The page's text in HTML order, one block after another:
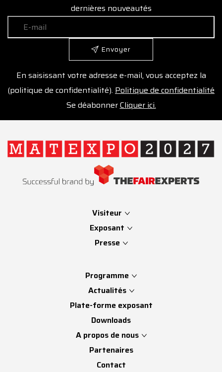
dernières nouveautés
Envoyer
En saisissant votre adresse e-mail, vous acceptez la
(politique de confidentialité). Politique de confidentialité
Se déabonnerCliquer ici.
Visiteur
Exposant
Presse
Programme
Actualités
Plate-forme exposant
Downloads
A propos de nous
Partenaires
Contact